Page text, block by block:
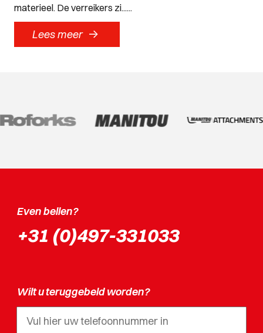
materieel. De verreikers zi......
Lees meer ->
Even bellen?
+31 (0)497-331033
Wilt u teruggebeld worden?